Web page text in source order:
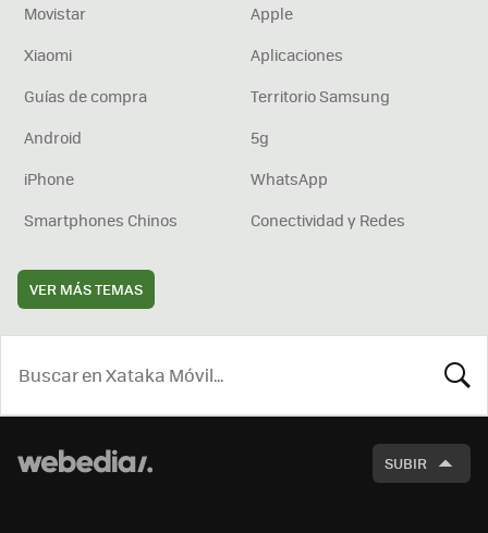
Movistar
Apple
Xiaomi
Aplicaciones
Guías de compra
Territorio Samsung
Android
5g
iPhone
WhatsApp
Smartphones Chinos
Conectividad y Redes
VER MÁS TEMAS
SUBIR